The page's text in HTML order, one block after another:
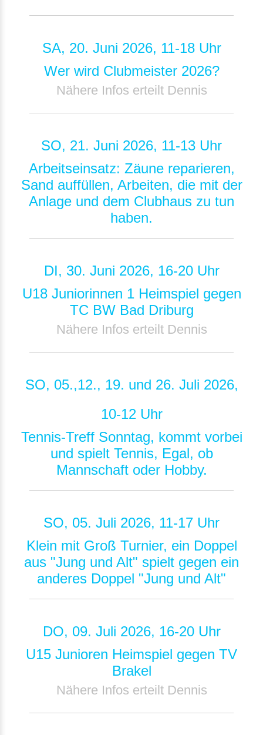
SA, 20. Juni 2026, 11-18 Uhr
Wer wird Clubmeister 2026?
Nähere Infos erteilt Dennis
SO, 21. Juni 2026, 11-13 Uhr
Arbeitseinsatz: Zäune reparieren,
Sand auffüllen, Arbeiten, die mit der
Anlage und dem Clubhaus zu tun
haben.
DI, 30. Juni 2026, 16-20 Uhr
U18 Juniorinnen 1 Heimspiel gegen
TC BW Bad Driburg
Nähere Infos erteilt Dennis
SO, 05.,12., 19. und 26. Juli 2026,
10-12 Uhr
Tennis-Treff Sonntag, kommt vorbei
und spielt Tennis, Egal, ob
Mannschaft oder Hobby.
SO, 05. Juli 2026, 11-17 Uhr
Klein mit Groß Turnier, ein Doppel
aus "Jung und Alt" spielt gegen ein
anderes Doppel "Jung und Alt"
DO, 09. Juli 2026, 16-20 Uhr
U15 Junioren Heimspiel gegen TV
Brakel
Nähere Infos erteilt Dennis